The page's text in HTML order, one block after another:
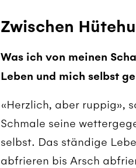
Zwischen
Was ich von meinen
Leben und mich selbst
«Herzlich, aber ruppig»,
Schmale seine
selbst. Das ständige
abfrieren bis Arsch